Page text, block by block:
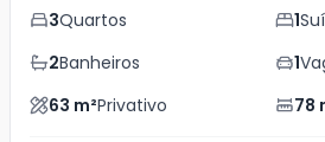
3Quartos 1
2Banheiros 1
63 m²Privativo 78